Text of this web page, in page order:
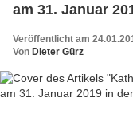
am 31. Januar
Veröffentlicht am
Von Dieter Gürz